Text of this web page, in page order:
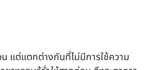
แต่แตกต่างกันที่ไม่มีการใช้ความ